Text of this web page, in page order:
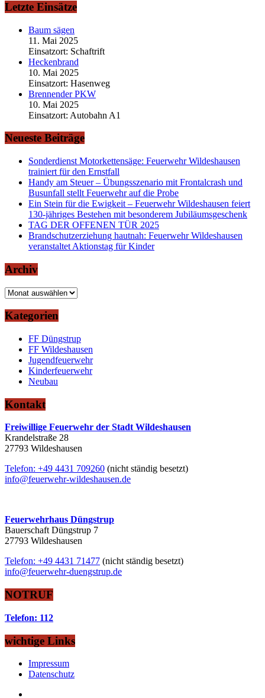
Letzte Einsätze
Baum sägen
11. Mai 2025
Einsatzort: Schaftrift
Heckenbrand
10. Mai 2025
Einsatzort: Hasenweg
Brennender PKW
10. Mai 2025
Einsatzort: Autobahn A1
Neueste Beiträge
Sonderdienst Motorkettensäge: Feuerwehr Wildeshausen
trainiert für den Ernstfall
Handy am Steuer – Übungsszenario mit Frontalcrash und
Busunfall stellt Feuerwehr auf die Probe
Ein Stein für die Ewigkeit – Feuerwehr Wildeshausen feiert
130-jähriges Bestehen mit besonderem Jubiläumsgeschenk
TAG DER OFFENEN TÜR 2025
Brandschutzerziehung hautnah: Feuerwehr Wildeshausen
veranstaltet Aktionstag für Kinder
Archiv
Archiv
Kategorien
FF Düngstrup
FF Wildeshausen
Jugendfeuerwehr
Kinderfeuerwehr
Neubau
Kontakt
Freiwillige Feuerwehr der Stadt Wildeshausen
Krandelstraße 28
27793 Wildeshausen
Telefon: +49 4431 709260 (nicht ständig besetzt)
info@feuerwehr-wildeshausen.de
Feuerwehrhaus Düngstrup
Bauerschaft Düngstrup 7
27793 Wildeshausen
Telefon: +49 4431 71477 (nicht ständig besetzt)
info@feuerwehr-duengstrup.de
NOTRUF
Telefon: 112
wichtige Links
Impressum
Datenschutz